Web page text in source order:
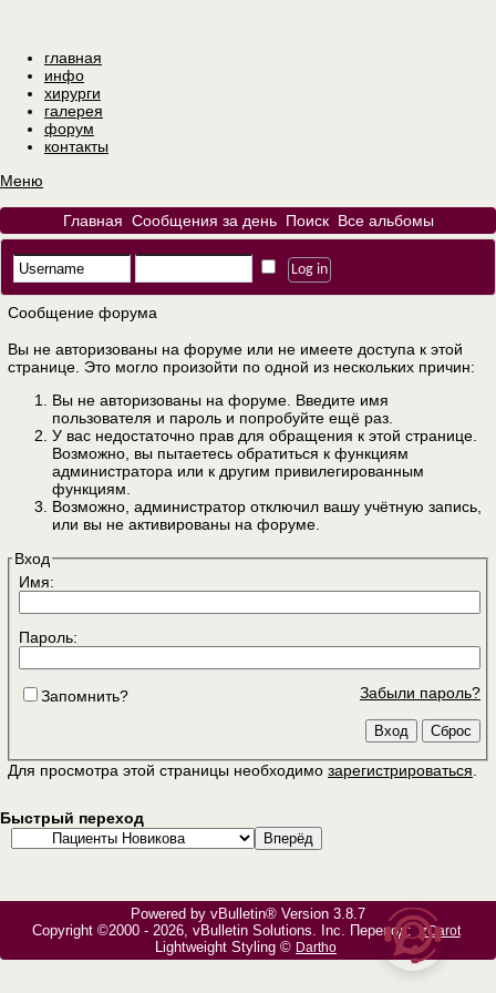
главная
инфо
хирурги
галерея
форум
контакты
Меню
Главная Сообщения за день Поиск Все альбомы
Сообщение форума
Вы не авторизованы на форуме или не имеете доступа к этой
странице. Это могло произойти по одной из нескольких причин:
Вы не авторизованы на форуме. Введите имя
пользователя и пароль и попробуйте ещё раз.
У вас недостаточно прав для обращения к этой странице.
Возможно, вы пытаетесь обратиться к функциям
администратора или к другим привилегированным
функциям.
Возможно, администратор отключил вашу учётную запись,
или вы не активированы на форуме.
Вход
Имя:
Пароль:
Забыли пароль?
Запомнить?
Для просмотра этой страницы необходимо зарегистрироваться
Быстрый переход
Powered by vBulletin® Version 3.8.7
Copyright ©2000 - 2026, vBulletin Solutions, Inc. Перевод: zCarot
Lightweight Styling © Dartho